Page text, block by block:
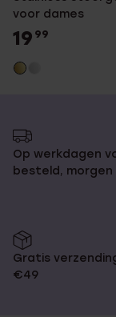
voor dames
19 99
Op werkdagen
besteld, morgen
Gratis
€49